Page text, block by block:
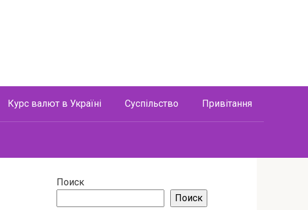
Курс валют в Україні Суспільство Привітання
Поиск
Поиск